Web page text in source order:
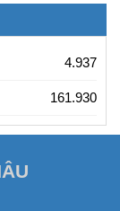
4.937
161.930